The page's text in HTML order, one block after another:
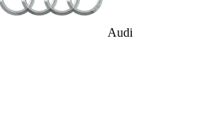
Audi